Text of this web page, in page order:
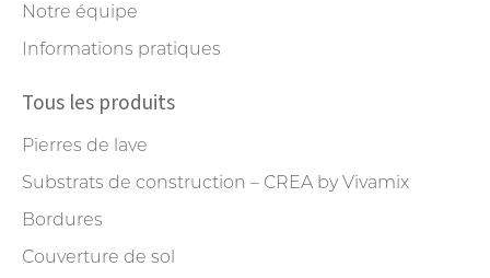
Notre équipe
Informations pratiques
Tous les produits
Pierres de lave
Substrats de construction – CREA by Vivamix
Bordures
Couverture de sol